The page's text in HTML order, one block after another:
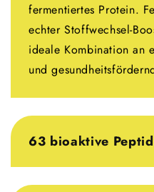
fermentiertes Protein.
echter Stoffwechsel-
ideale Kombination an
und
63 bioaktive